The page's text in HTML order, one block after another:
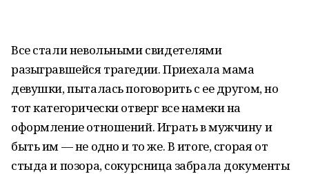
Все стали невольными свидетелями
разыгравшейся трагедии. Приехала мама
девушки, пыталась поговорить с ее другом, но
тот категорически отверг все намеки на
оформление отношений. Играть в мужчину и
быть им — не одно и то же. В итоге, сгорая от
стыда и позора, сокурсница забрала документы